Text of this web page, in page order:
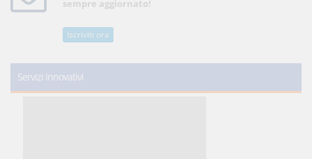
sempre aggiornato!
Iscriviti ora
Servizi innovativi